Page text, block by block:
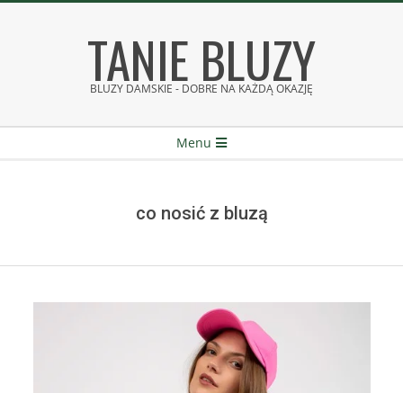
TANIE BLUZY
BLUZY DAMSKIE - DOBRE NA KAŻDĄ OKAZJĘ
Menu
co nosić z bluzą